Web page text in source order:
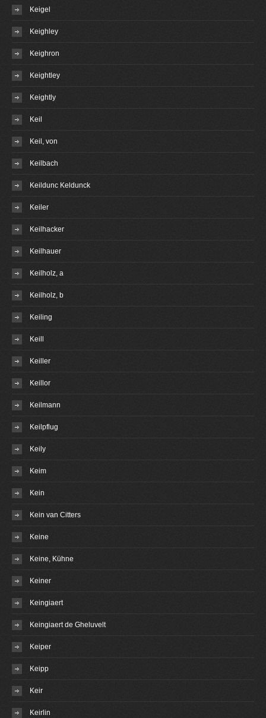
Keigel
Keighley
Keighron
Keightley
Keightly
Keil
Keil, von
Keilbach
Keildunc Keldunck
Keiler
Keilhacker
Keilhauer
Keilholz, a
Keilholz, b
Keiling
Keill
Keiller
Keillor
Keilmann
Keilpflug
Keily
Keim
Kein
Kein van Citters
Keine
Keine, Kühne
Keiner
Keingiaert
Keingiaert de Gheluvelt
Keiper
Keipp
Keir
Keirlin